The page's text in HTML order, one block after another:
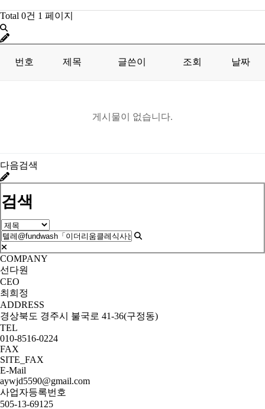
공지사항
자유게시판
qna
Total 0건 1 페이지
번호 제목 글쓴이 조회 날짜
게시물이 없습니다.
다음검색
검색
COMPANY
선다원
CEO
최희정
ADDRESS
경상북도 경주시 불국로 41-36(구정동)
TEL
010-8516-0224
FAX
SITE_FAX
E-Mail
aywjd5590@gmail.com
사업자등록번호
505-13-69125